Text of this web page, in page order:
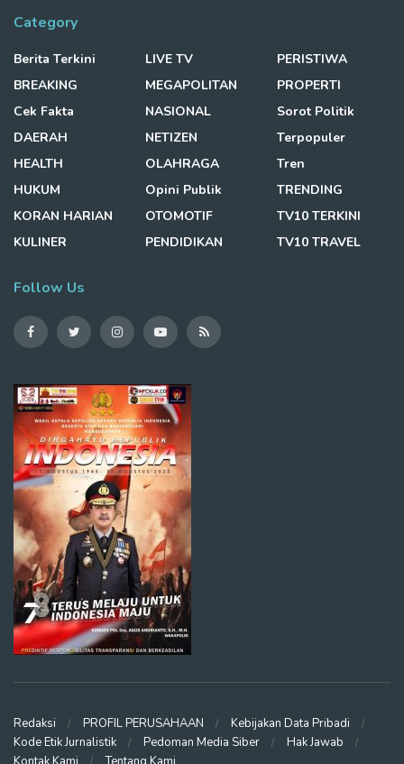
Category
Berita Terkini
BREAKING
Cek Fakta
DAERAH
HEALTH
HUKUM
KORAN HARIAN
KULINER
LIVE TV
MEGAPOLITAN
NASIONAL
NETIZEN
OLAHRAGA
Opini Publik
OTOMOTIF
PENDIDIKAN
PERISTIWA
PROPERTI
Sorot Politik
Terpopuler
Tren
TRENDING
TV10 TERKINI
TV10 TRAVEL
Follow Us
Redaksi PROFIL PERUSAHAAN
Kebijakan Data Pribadi
Kode Etik Jurnalistik
Pedoman Media Siber
Hak Jawab